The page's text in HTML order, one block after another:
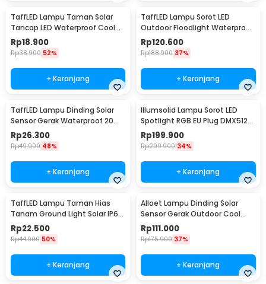
TaffLED Lampu Taman Solar
Tancap LED Waterproof Cool
White 6000K - YF-922
Rp18.900
Rp38.900 52%
+ Keranjang
TaffLED Lampu Sorot LED
Outdoor Floodlight Waterproof
Cool White 30W - W804
Rp120.600
Rp188.900 37%
+ Keranjang
TaffLED Lampu Dinding Solar
Sensor Gerak Waterproof 20
LED Cool White - L20
Rp26.300
Rp49.900 48%
+ Keranjang
Illumsolid Lampu Sorot LED
Spotlight RGB EU Plug DMX512
240V 30W - YS-P01
Rp199.900
Rp299.900 34%
+ Keranjang
TaffLED Lampu Taman Hias
Tanam Ground Light Solar IP65
8 LED - CL-022
Rp22.500
Rp44.900 50%
+ Keranjang
Alloet Lampu Dinding Solar
Sensor Gerak Outdoor Cool
White 50 LED - LE66
Rp111.000
Rp175.900 37%
+ Keranjang